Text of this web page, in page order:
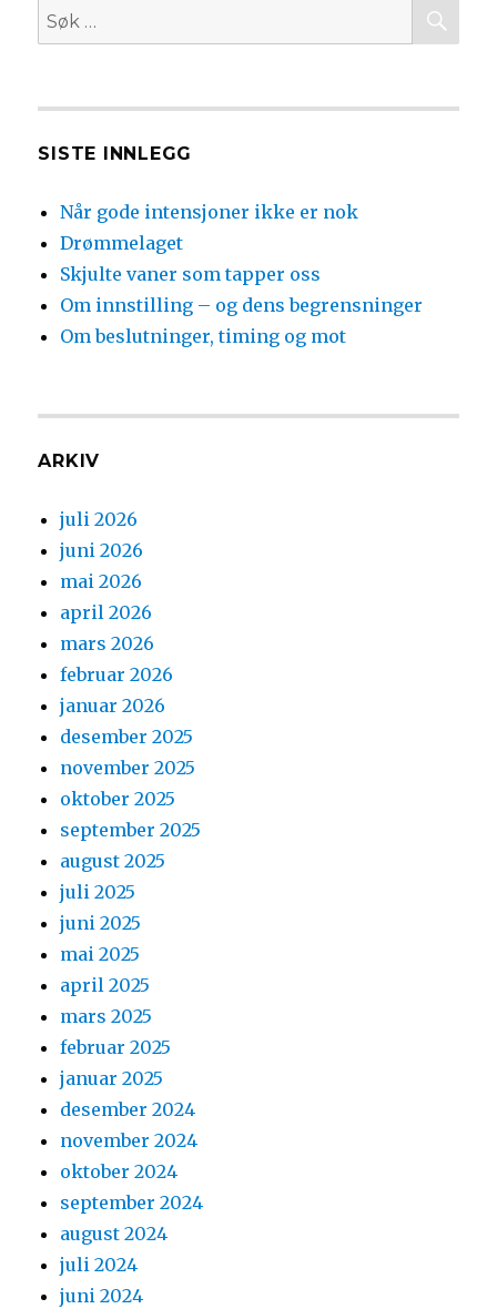
Søk
etter:
SISTE INNLEGG
Når gode intensjoner ikke er nok
Drømmelaget
Skjulte vaner som tapper oss
Om innstilling – og dens begrensninger
Om beslutninger, timing og mot
ARKIV
juli 2026
juni 2026
mai 2026
april 2026
mars 2026
februar 2026
januar 2026
desember 2025
november 2025
oktober 2025
september 2025
august 2025
juli 2025
juni 2025
mai 2025
april 2025
mars 2025
februar 2025
januar 2025
desember 2024
november 2024
oktober 2024
september 2024
august 2024
juli 2024
juni 2024